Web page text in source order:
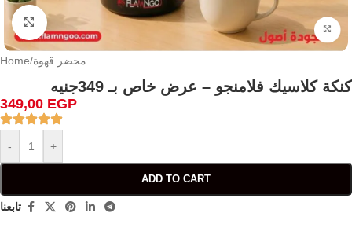
Click to enlarge
Home/محضر قهوة
كنكة كلاسيك فلامنجو – عرض خاص بـ 349جنيه
349,00 EGP
- +
ADD TO CART
تابعنا